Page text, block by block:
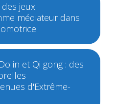
des jeux
médiateur dans
in et Qi gong : des
d'Extrême-